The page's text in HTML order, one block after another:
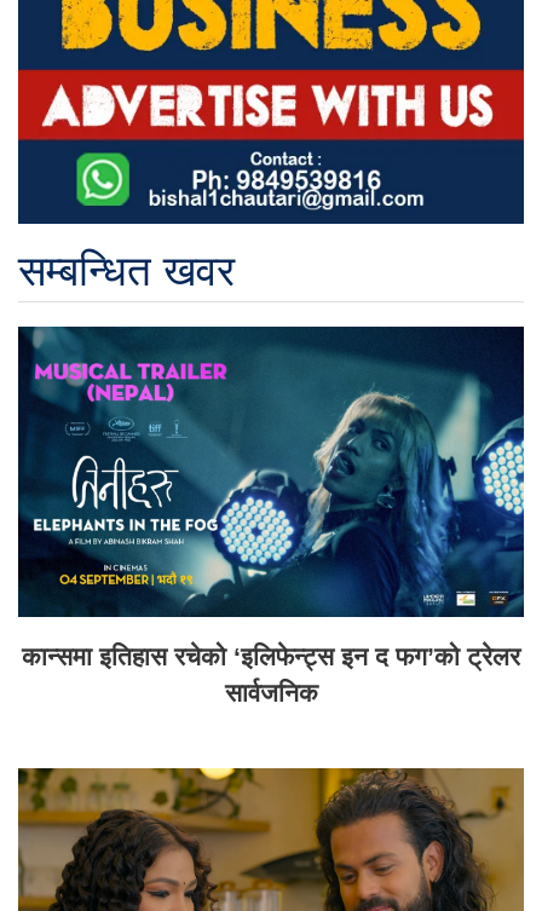
सम्बन्धित खवर
कान्समा इतिहास रचेको ‘इलिफेन्ट्स इन द फग’को ट्रेलर
सार्वजनिक